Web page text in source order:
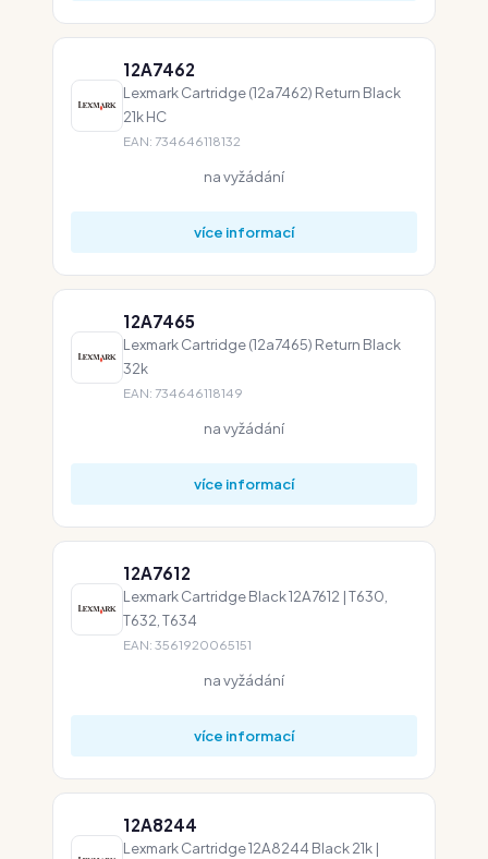
12A7462
Lexmark Cartridge (12a7462) Return Black
21k HC
EAN: 734646118132
na vyžádání
více informací
12A7465
Lexmark Cartridge (12a7465) Return Black
32k
EAN: 734646118149
na vyžádání
více informací
12A7612
Lexmark Cartridge Black 12A7612 | T630,
T632, T634
EAN: 3561920065151
na vyžádání
více informací
12A8244
Lexmark Cartridge 12A8244 Black 21k |